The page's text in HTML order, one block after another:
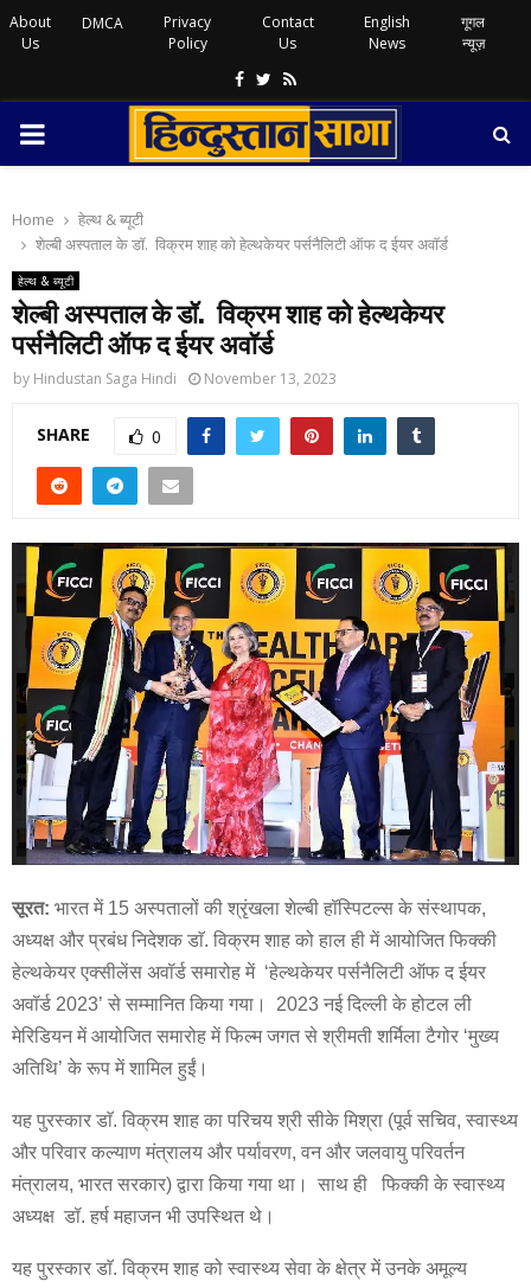
About
Us
DMCA
Privacy
Policy
Contact
Us
English
News
गूगल
न्यूज़
Facebook
Twitter
Rss
PRIMARY
Home
हेल्थ & ब्यूटी
शेल्बी अस्पताल के डॉ. विक्रम शाह को हेल्थकेयर पर्सनैलिटी ऑफ द ईयर अवॉर्ड
हेल्थ & ब्यूटी
शेल्बी अस्पताल के डॉ. विक्रम शाह को हेल्थकेयर
पर्सनैलिटी ऑफ द ईयर अवॉर्ड
by Hindustan Saga Hindi November 13, 2023
SHARE 0
सूरत: भारत में 15 अस्पतालों की श्रृंखला शेल्बी हॉस्पिटल्स के संस्थापक,
अध्यक्ष और प्रबंध निदेशक डाॅ. विक्रम शाह को हाल ही में आयोजित फिक्की
हेल्थकेयर एक्सीलेंस अवॉर्ड समारोह में ‘हेल्थकेयर पर्सनैलिटी ऑफ द ईयर
अवॉर्ड 2023’ से सम्मानित किया गया। 2023 नई दिल्ली के होटल ली
मेरिडियन में आयोजित समारोह में फिल्म जगत से श्रीमती शर्मिला टैगोर ‘मुख्य
अतिथि’ के रूप में शामिल हुईं।
यह पुरस्कार डाॅ. विक्रम शाह का परिचय श्री सीके मिश्रा (पूर्व सचिव, स्वास्थ्य
और परिवार कल्याण मंत्रालय और पर्यावरण, वन और जलवायु परिवर्तन
मंत्रालय, भारत सरकार) द्वारा किया गया था। साथ ही फिक्की के स्वास्थ्य
अध्यक्ष डॉ. हर्ष महाजन भी उपस्थित थे।
यह पुरस्कार डाॅ. विक्रम शाह को स्वास्थ्य सेवा के क्षेत्र में उनके अमूल्य